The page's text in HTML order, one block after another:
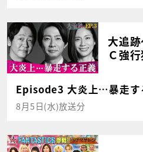
大追
Ｃ強
Episode3 大炎上…暴走す
8月5日(水)放送分